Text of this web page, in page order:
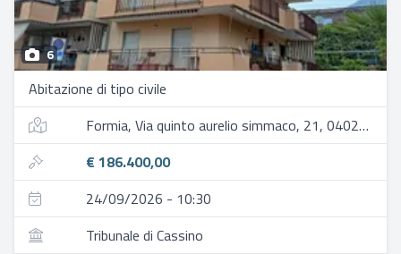
6
Abitazione di tipo civile
Formia, Via quinto aurelio simmaco, 21, 04023 formia lt, italia
€ 186.400,00
24/09/2026 - 10:30
Tribunale di Cassino